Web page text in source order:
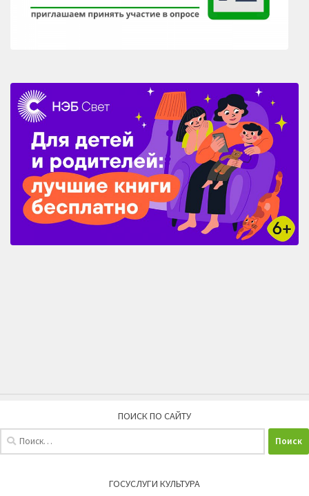
ПОИСК ПО САЙТУ
ГОСУСЛУГИ КУЛЬТУРА